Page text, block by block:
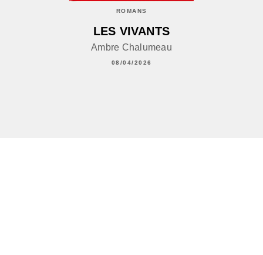
ROMANS
LES VIVANTS
Ambre Chalumeau
08/04/2026